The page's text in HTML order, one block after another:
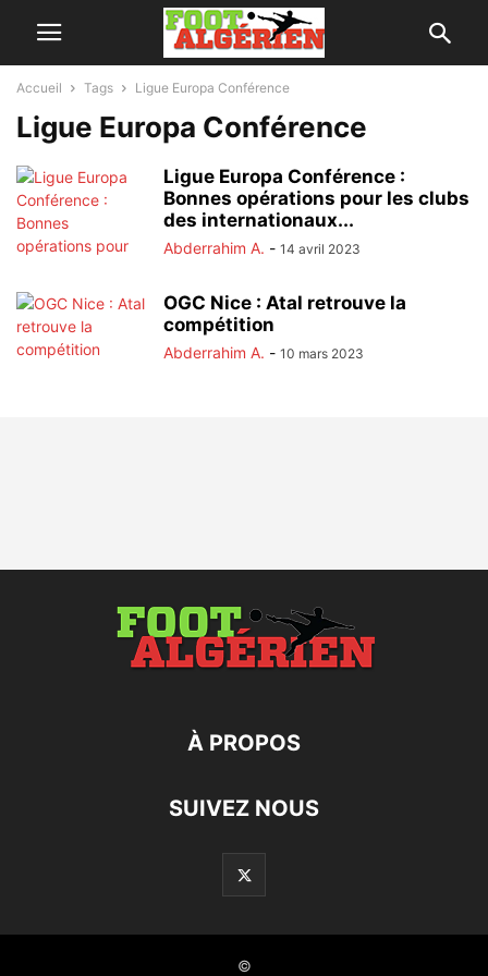
Accueil Tags Ligue Europa Conférence
Ligue Europa Conférence
Ligue Europa Conférence :
Bonnes opérations pour les clubs
des internationaux...
Abderrahim A. - 14 avril 2023
OGC Nice : Atal retrouve la
compétition
Abderrahim A. - 10 mars 2023
À PROPOS
SUIVEZ NOUS
©